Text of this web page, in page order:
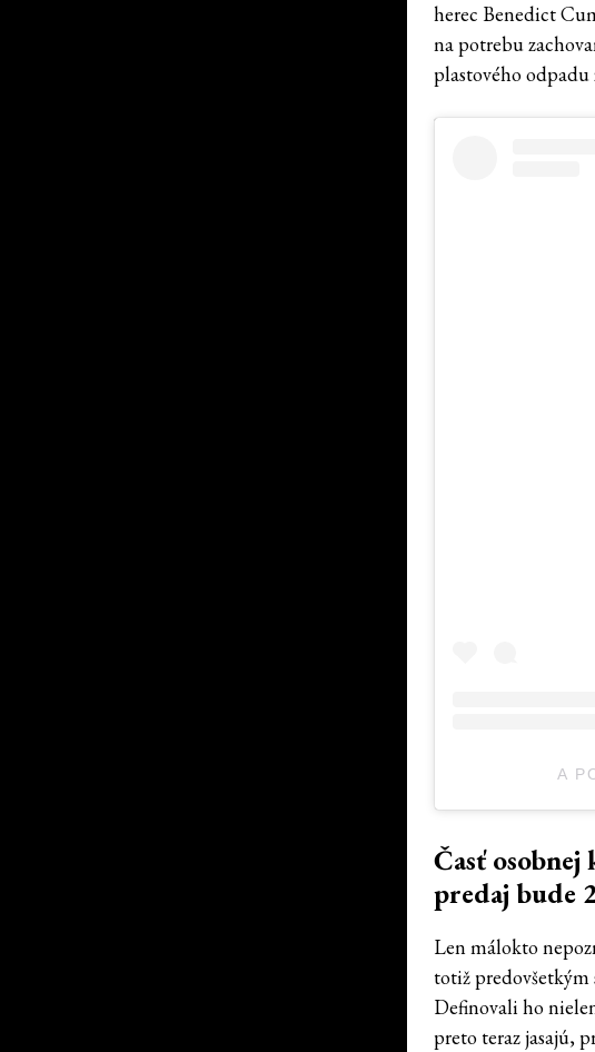
herec Benedict
na potrebu
plastového odpadu
A
Časť
predaj bude
Len málokto
totiž
Definovali ho
preto teraz jasajú,